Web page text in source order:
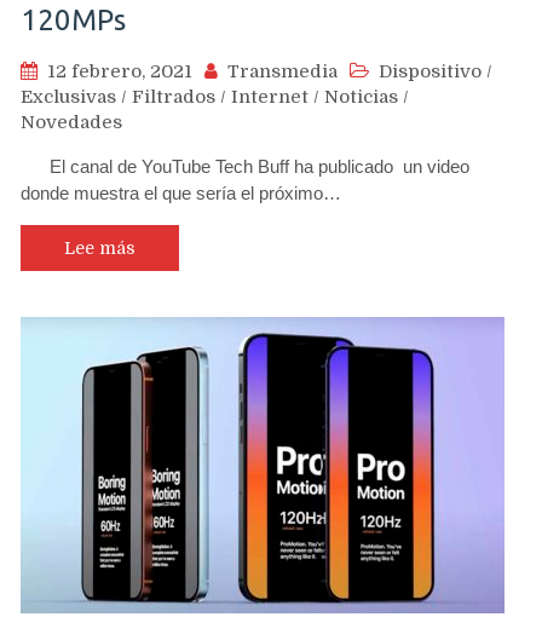
120MPs
12 febrero, 2021 Transmedia Dispositivo /
Exclusivas / Filtrados / Internet / Noticias /
Novedades
El canal de YouTube Tech Buff ha publicado un video
donde muestra el que sería el próximo…
Lee más